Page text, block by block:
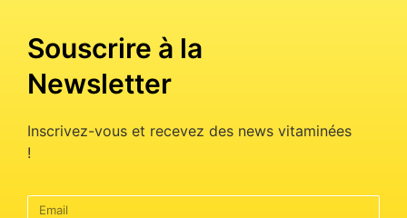
Souscrire à la
Newsletter
Inscrivez-vous et recevez des news vitaminées
!